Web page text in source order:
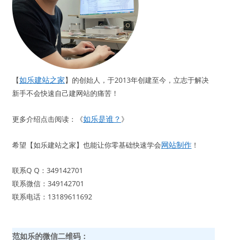
【如乐建站之家】的创始人，于2013年创建至今，立志于解决
新手不会快速自己建网站的痛苦！
更多介绍点击阅读：《如乐是谁？ 》
希望【如乐建站之家】也能让你零基础快速学会网站制作 ！
联系Q Q：349142701
联系微信：349142701
联系电话：13189611692
范如乐的微信二维码：